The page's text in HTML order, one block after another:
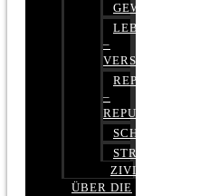
–
–
SCHUFARECHT
STRAFRECHT
ZIVILRECHT
ÜBER DIE